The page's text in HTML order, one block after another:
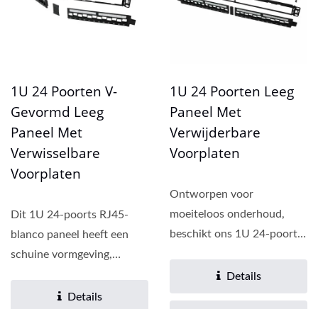
1U 24 Poorten V-
Gevormd Leeg
Paneel Met
Verwisselbare
Voorplaten
Dit 1U 24-poorts RJ45-
blanco paneel heeft een
schuine vormgeving,
verspringende...
Details
1U 24 Poorten Leeg
Paneel Met
Verwijderbare
Voorplaten
Ontworpen voor
moeiteloos onderhoud,
beschikt ons 1U 24-poorts
verwijderbare...
Details